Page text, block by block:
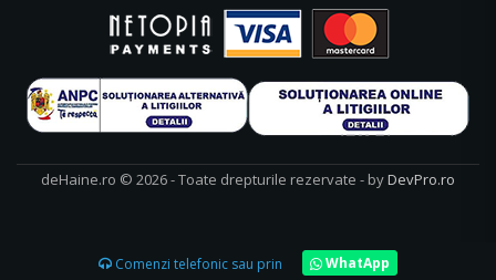
deHaine.ro © 2026 - Toate drepturile rezervate - byDevPro.ro
Comenzi telefonic sau prin WhatApp